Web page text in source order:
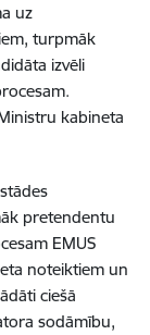
uz
turpmāk
izvēli
kabineta
pretendentu
EMUS
noteiktiem un
ciešā
sodāmību,